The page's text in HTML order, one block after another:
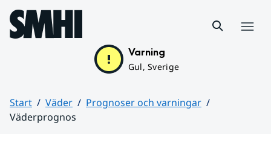
Hoppa till sidans innehåll
Varning
Gul, Sverige
Start Väder
Prognoser och varningar
Väderprognos